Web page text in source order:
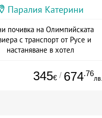
Паралия Катерини
почивка на Олимпийската
с транспорт от Русе и
настаняване в хотел
345€ / 674.76
лв.